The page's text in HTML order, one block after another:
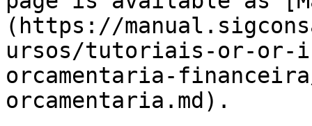
(https://
ursos/tutoriais-or-or-
orcamentaria-
orcamentaria.md).